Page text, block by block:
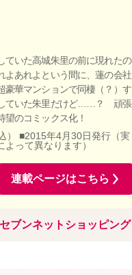
ていた高城朱里の前に現れたの
よあれよという間に、蓮の会社
豪華マンションで同棲（？）す
していた朱里だけど……？ 頑張
望のコミックス化！
） ■2015年4月30日発行（実
って異なります）
連載ページはこちら
セブンネットショッピング